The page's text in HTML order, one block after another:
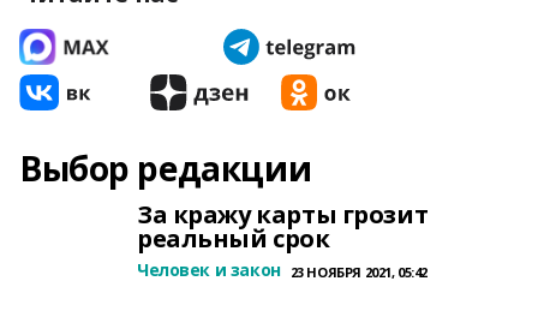
Выбор редакции
За кражу карты грозит
реальный срок
Человек и закон 23 НОЯБРЯ 2021, 05:42